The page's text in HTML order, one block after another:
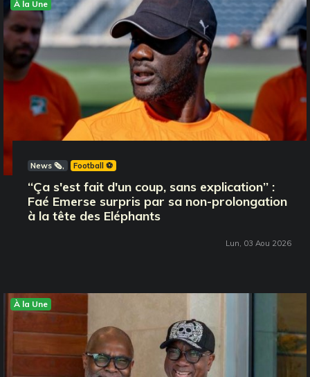
À la Une
News 🗞️ Football ⚽️
‘‘Ça s'est fait d'un coup, sans explication’’ :
Faé Emerse surpris par sa non-prolongation
à la tête des Eléphants
Lun, 03 Aou 2026
À la Une